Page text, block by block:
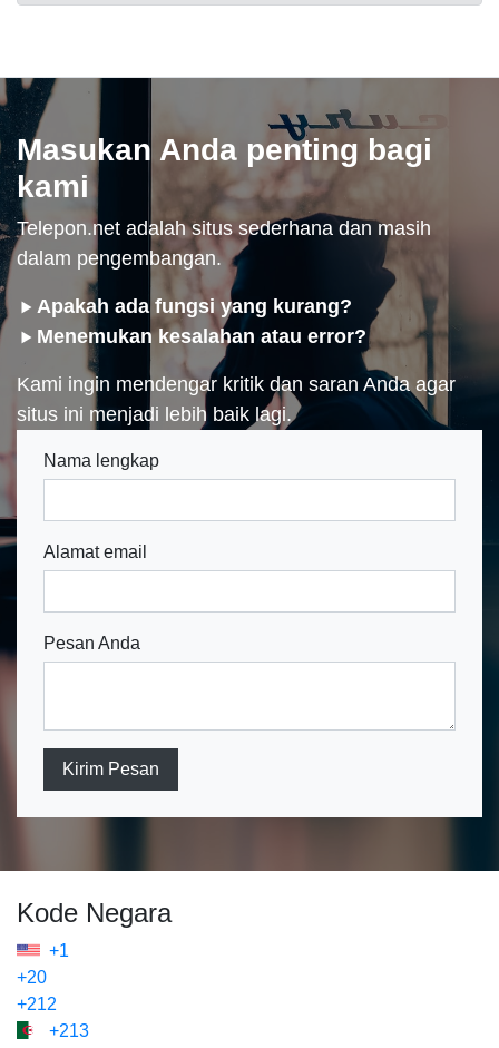
Masukan Anda penting bagi
kami
Telepon.net adalah situs sederhana dan masih
dalam pengembangan.
Apakah ada fungsi yang kurang?
Menemukan kesalahan atau error?
Kami ingin mendengar kritik dan saran Anda agar
situs ini menjadi lebih baik lagi.
Nama lengkap
Alamat email
Pesan Anda
Kirim Pesan
Kode Negara
+1
+20
+212
+213